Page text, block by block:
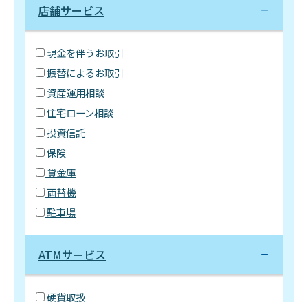
店舗サービス
現金を伴うお取引
振替によるお取引
資産運用相談
住宅ローン相談
投資信託
保険
貸金庫
両替機
駐車場
ATMサービス
硬貨取扱